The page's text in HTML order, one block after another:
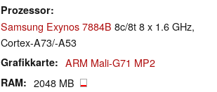
Prozessor
Samsung Exynos 7884B 8c/8t 8 x 1.6 GHz,
Cortex-A73/-A53
Grafikkarte ARM Mali-G71 MP2
RAM 2048 MB